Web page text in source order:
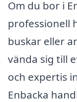
Om du bor i
professionell
buskar eller
vända sig till
och expertis
Enbacka